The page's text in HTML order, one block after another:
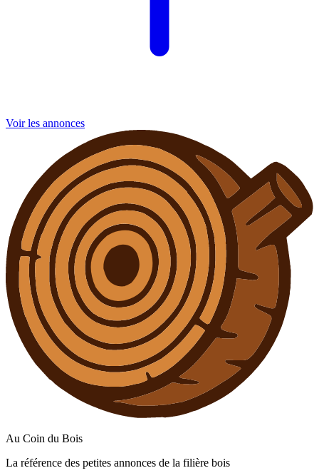
Voir les annonces
Au Coin du Bois
La référence des petites annonces de la filière bois